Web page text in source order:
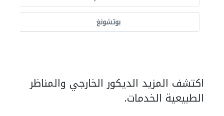
بوتشونغ
اكتشف المزيد الديكور الخارجي والمناظر
الطبيعية الخدمات.